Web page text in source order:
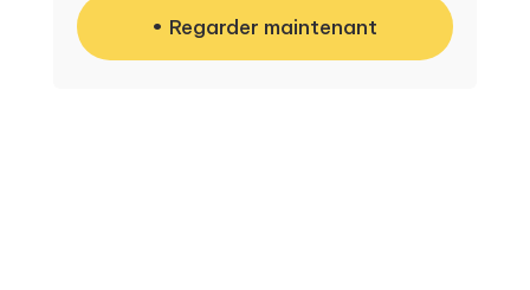
Regarder maintenant